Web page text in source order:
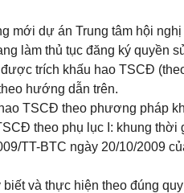
mới dự án Trung tâm hội
làm thủ tục đăng ký quyền
trích khấu hao TSCĐ
hướng dẫn trên.
TSCĐ theo phương pháp
theo phụ lục I: khung
TT-BTC ngày 20/10/2009
và thực hiện theo đúng